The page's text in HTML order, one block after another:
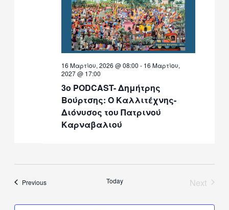
3ο PODCAST- Δημήτρης
Βούρτσης: Ο Καλλιτέχνης-
Διόνυσος του Πατρινού
Καρναβαλιού
16 Μαρτίου, 2026 @ 08:00 - 16 Μαρτίου,
2027 @ 17:00
PreviousEvents Today
Next